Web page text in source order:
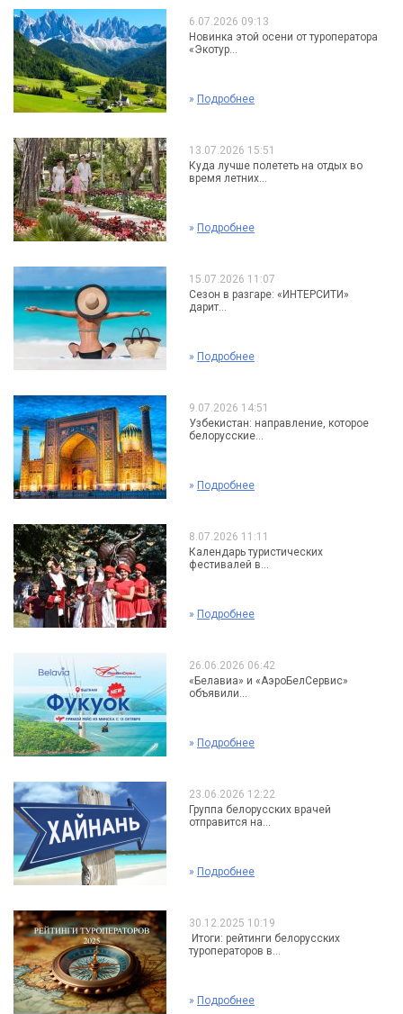
6.07.2026 09:13
Новинка этой осени от туроператора
«Экотур...
» Подробнее
13.07.2026 15:51
Куда лучше полететь на отдых во
время летних...
» Подробнее
15.07.2026 11:07
Сезон в разгаре: «ИНТЕРСИТИ»
дарит...
» Подробнее
9.07.2026 14:51
Узбекистан: направление, которое
белорусские...
» Подробнее
8.07.2026 11:11
Календарь туристических
фестивалей в...
» Подробнее
26.06.2026 06:42
«Белавиа» и «АэроБелСервис»
объявили...
» Подробнее
23.06.2026 12:22
Группа белорусских врачей
отправится на...
» Подробнее
30.12.2025 10:19
Итоги: рейтинги белорусских
туроператоров в...
» Подробнее